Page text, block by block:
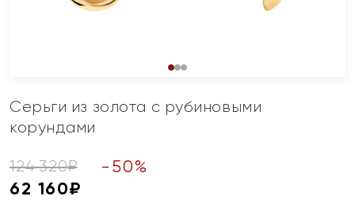
Серьги из золота с рубиновыми
корундами
124 320₽ - 50%
62 160₽